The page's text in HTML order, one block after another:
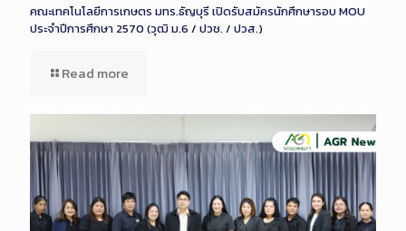
คณะเทคโนโลยีการเกษตร มทร.ธัญบุรี เปิดรับสมัครนักศึกษารอบ MOU
ประจำปีการศึกษา 2570 (วุฒิ ม.6 / ปวช. / ปวส.)
Read more